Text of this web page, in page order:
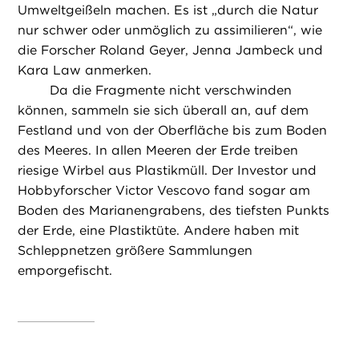
Umweltgeißeln machen. Es ist „durch die Natur
nur schwer oder unmöglich zu assimilieren“, wie
die Forscher Roland Geyer, Jenna Jambeck und
Kara Law anmerken.
Da die Fragmente nicht verschwinden
können, sammeln sie sich überall an, auf dem
Festland und von der Oberfläche bis zum Boden
des Meeres. In allen Meeren der Erde treiben
riesige Wirbel aus Plastikmüll. Der Investor und
Hobbyforscher Victor Vescovo fand sogar am
Boden des Marianengrabens, des tiefsten Punkts
der Erde, eine Plastiktüte. Andere haben mit
Schleppnetzen größere Sammlungen
emporgefischt.